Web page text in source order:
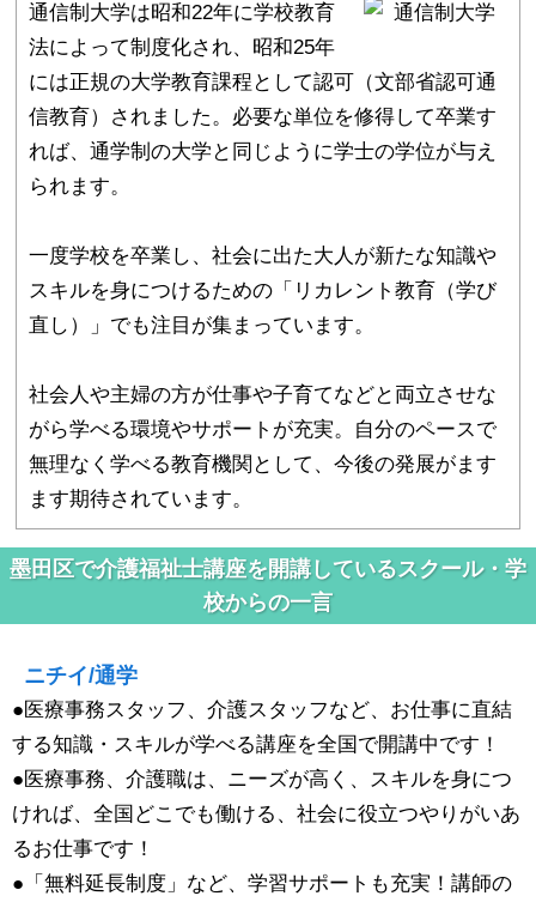
通信制大学は昭和22年に学校教育
法によって制度化され、昭和25年
には正規の大学教育課程として認可（文部省認可通
信教育）されました。必要な単位を修得して卒業す
れば、通学制の大学と同じように学士の学位が与え
られます。
一度学校を卒業し、社会に出た大人が新たな知識や
スキルを身につけるための「リカレント教育（学び
直し）」でも注目が集まっています。
社会人や主婦の方が仕事や子育てなどと両立させな
がら学べる環境やサポートが充実。自分のペースで
無理なく学べる教育機関として、今後の発展がます
ます期待されています。
墨田区で介護福祉士講座を開講しているスクール・学
校からの一言
ニチイ/通学
●医療事務スタッフ、介護スタッフなど、お仕事に直結
する知識・スキルが学べる講座を全国で開講中です！
●医療事務、介護職は、ニーズが高く、スキルを身につ
ければ、全国どこでも働ける、社会に役立つやりがいあ
るお仕事です！
●「無料延長制度」など、学習サポートも充実！講師の